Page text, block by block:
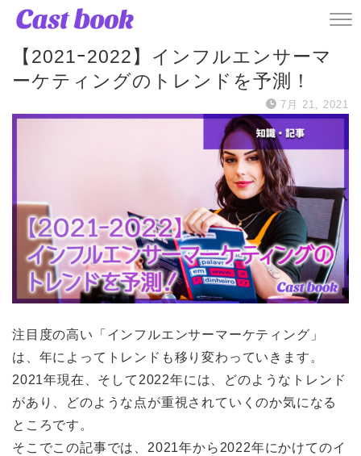
記事
【2021ｰ2022】インフルエンサーマ
ーケティングのトレンドを予測！
7月 21, 2021
注目度の高い「インフルエンサーマーケティング」
は、年によってトレンドも移り変わっていきます。
2021年現在、そして2022年には、どのようなトレンド
があり、どのような点が重視されていくのか気になる
ところです。
そこでこの記事では、2021年から2022年にかけてのイ